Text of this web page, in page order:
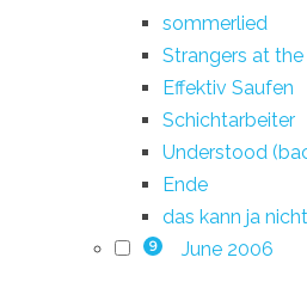
sommerlied
Strangers at
Effektiv Saufen
Schichtarbeiter
Understood
Ende
das kann ja
9 June 2006